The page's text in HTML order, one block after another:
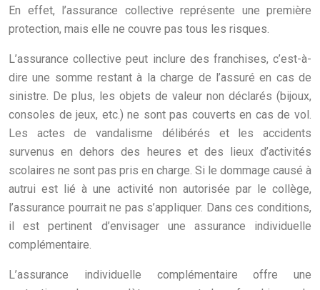
En effet, l’assurance collective représente une première
protection, mais elle ne couvre pas tous les risques.
L’assurance collective peut inclure des franchises, c’est-à-
dire une somme restant à la charge de l’assuré en cas de
sinistre. De plus, les objets de valeur non déclarés (bijoux,
consoles de jeux, etc.) ne sont pas couverts en cas de vol.
Les actes de vandalisme délibérés et les accidents
survenus en dehors des heures et des lieux d’activités
scolaires ne sont pas pris en charge. Si le dommage causé à
autrui est lié à une activité non autorisée par le collège,
l’assurance pourrait ne pas s’appliquer. Dans ces conditions,
il est pertinent d’envisager une assurance individuelle
complémentaire.
L’assurance individuelle complémentaire offre une